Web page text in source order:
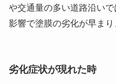
や交通量の多い道路沿い
影響で塗膜の劣化が早まり
劣化症状が現れた時